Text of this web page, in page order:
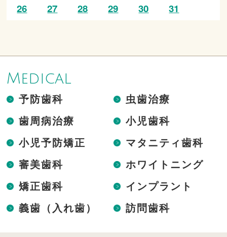
26
27 28 29 30 31
Medical
予防歯科
虫歯治療
歯周病治療
小児歯科
小児予防矯正
マタニティ歯科
審美歯科
ホワイトニング
矯正歯科
インプラント
義歯（入れ歯）
訪問歯科